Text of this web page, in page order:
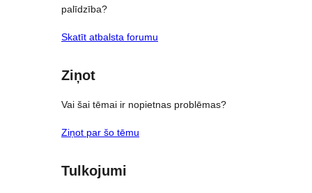
palīdzība?
Skatīt atbalsta forumu
Ziņot
Vai šai tēmai ir nopietnas problēmas?
Ziņot par šo tēmu
Tulkojumi